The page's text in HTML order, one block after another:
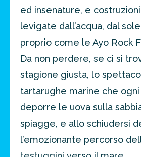
ed insenature, e
levigate dall’acqua, dal
proprio come le Ayo Rock
Da non perdere, se ci si
stagione giusta, lo
tartarughe marine che ogni
deporre le uova sulla
spiagge, e allo schiudersi
l’emozionante percorso